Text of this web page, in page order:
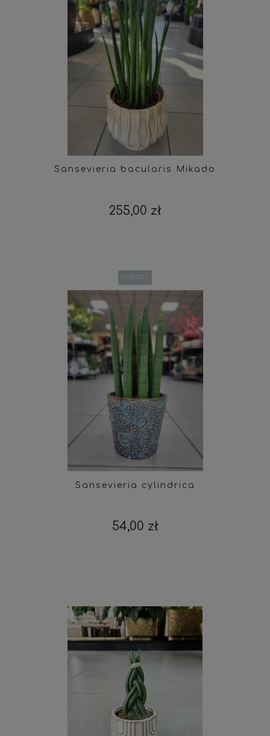
Sansevieria bacularis Mikado
255,00 zł
Sansevieria cylindrica
54,00 zł
NOWOŚĆ